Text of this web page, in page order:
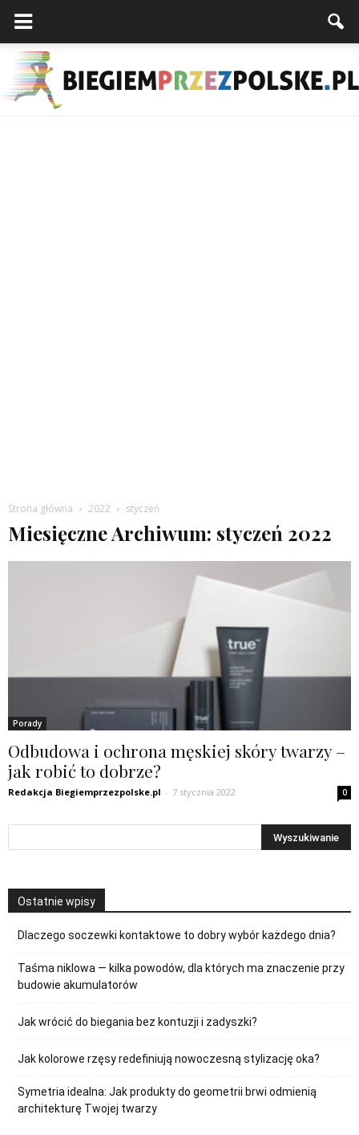
Strona główna 2022 styczeń
Miesięczne Archiwum: styczeń 2022
Porady
Odbudowa i ochrona męskiej skóry twarzy –
jak robić to dobrze?
Redakcja Biegiemprzezpolske.pl - 7 stycznia 2022 0
Ostatnie wpisy
Dlaczego soczewki kontaktowe to dobry wybór każdego dnia?
Taśma niklowa — kilka powodów, dla których ma znaczenie przy
budowie akumulatorów
Jak wrócić do biegania bez kontuzji i zadyszki?
Jak kolorowe rzęsy redefiniują nowoczesną stylizację oka?
Symetria idealna: Jak produkty do geometrii brwi odmienią
architekturę Twojej twarzy